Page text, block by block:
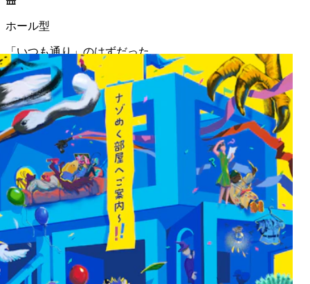
ホール型
「いつも通り」のはずだった。
MORE INFO